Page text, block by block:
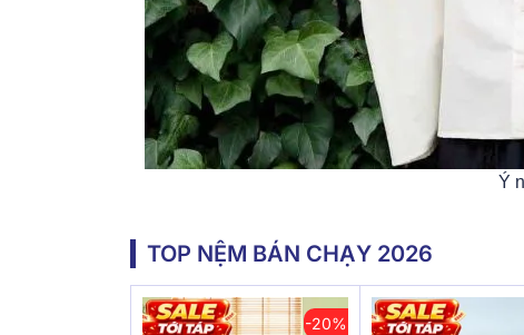
Ý
TOP NỆM BÁN CHẠY 2026
-20%